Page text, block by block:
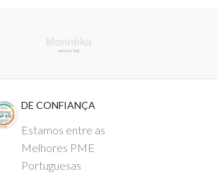
DE CONFIANÇA
Estamos entre as
Melhores PME
Portuguesas